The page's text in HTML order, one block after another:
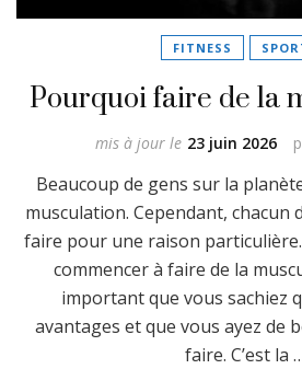
FITNESS
Pourquoi faire de la
mis à jour le 23 juin 2026
Beaucoup de gens sur la
musculation. Cependant, chacun
faire pour une raison
commencer à faire de la
important que vous sachiez
avantages et que vous ayez de
faire. C’est la